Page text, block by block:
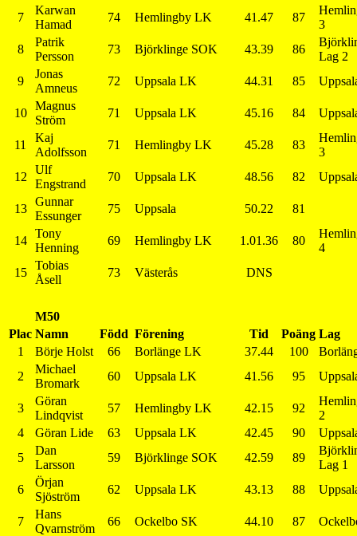
7
Karwan
Hamad
74 Hemlingby LK 41.47 87
3
8
Patrik
Persson
73 Björklinge SOK 43.39 86
Lag 2
9
Jonas
Amneus
72 Uppsala LK 44.31 85
10
Magnus
Ström
71 Uppsala LK 45.16 84
11
Kaj
Adolfsson
71 Hemlingby LK 45.28 83
3
12
Ulf
Engstrand
70 Uppsala LK 48.56 82
13
Gunnar
Essunger
75 Uppsala 50.22 81
14
Tony
Henning
69 Hemlingby LK 1.01.36 80
4
15
Tobias
Åsell
73 Västerås DNS
M50
Plac Namn Född Förening Tid Poäng Lag
1
Börje Holst 66 Borlänge LK 37.44 100
2
Michael
Bromark
60 Uppsala LK 41.56 95
3
Göran
Lindqvist
57 Hemlingby LK 42.15 92
2
4
Göran Lide 63 Uppsala LK 42.45 90
5
Dan
Larsson
59 Björklinge SOK 42.59 89
Lag 1
6
Örjan
Sjöström
62 Uppsala LK 43.13 88
7
Hans
Qvarnström
66 Ockelbo SK 44.10 87